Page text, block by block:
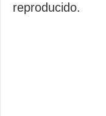
reproducido.